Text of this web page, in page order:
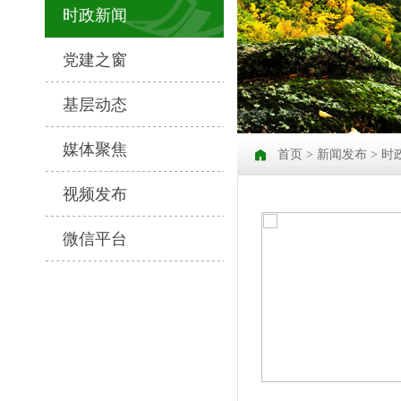
时政新闻
党建之窗
基层动态
媒体聚焦
视频发布
微信平台
首页 > 新闻发布 > 时